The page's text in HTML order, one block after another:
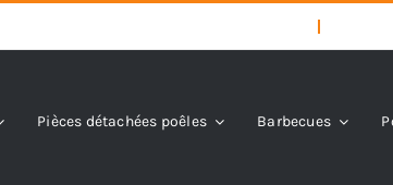
Pièces détachées poêles Barbecues